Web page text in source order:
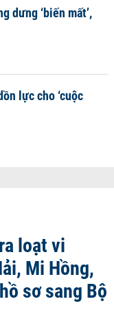
dưng ‘biến mất’,
lực cho ‘cuộc
loạt vi
Mi Hồng,
sơ sang Bộ